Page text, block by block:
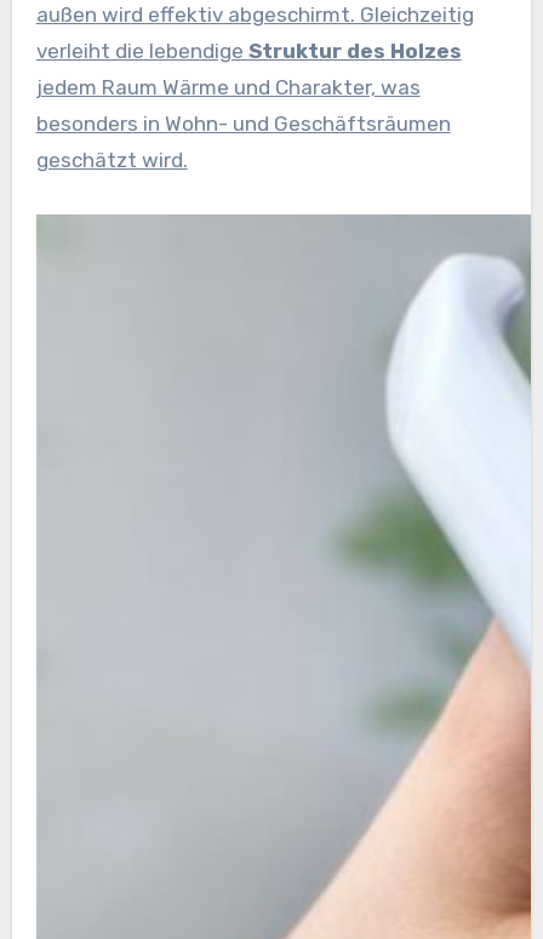
außen wird effektiv abgeschirmt. Gleichzeitig
verleiht die lebendige Struktur des Holzes
jedem Raum Wärme und Charakter, was
besonders in Wohn- und Geschäftsräumen
geschätzt wird.